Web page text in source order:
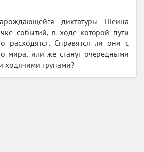
диктатуры Шеина
событий, в ходе которой пути
расходятся. Справятся ли они с
мира, или же станут очередными
ходячими трупами?